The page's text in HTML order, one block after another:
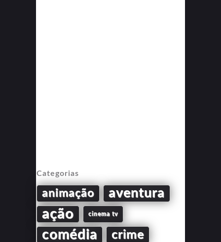
Categorias
animação aventura
ação cinema tv
comédia crime